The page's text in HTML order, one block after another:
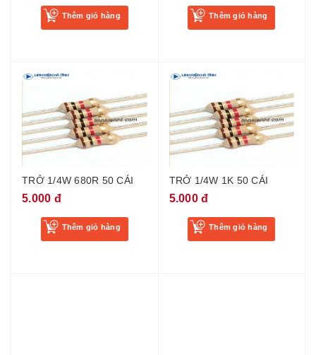
Thêm giỏ hàng Thêm giỏ hàng
TRỞ 1/4W 680R 50 CÁI
5.000 đ
Thêm giỏ hàng
TRỞ 1/4W 1K 50 CÁI
5.000 đ
Thêm giỏ hàng